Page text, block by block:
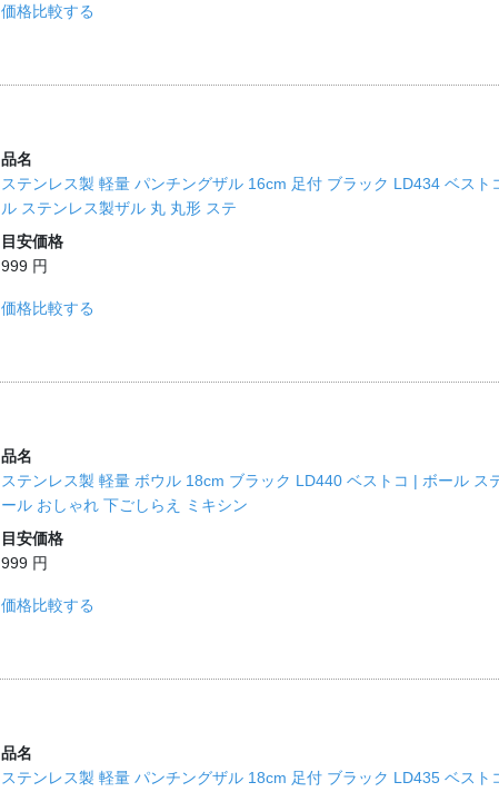
価格比較する
品名
ステンレス製 軽量 パンチングザル 16cm 足付 ブラック LD434 ベス
ル ステンレス製ザル 丸 丸形 ステ
目安価格
999 円
価格比較する
品名
ステンレス製 軽量 ボウル 18cm ブラック LD440 ベストコ | ボール ス
ール おしゃれ 下ごしらえ ミキシン
目安価格
999 円
価格比較する
品名
ステンレス製 軽量 パンチングザル 18cm 足付 ブラック LD435 ベス